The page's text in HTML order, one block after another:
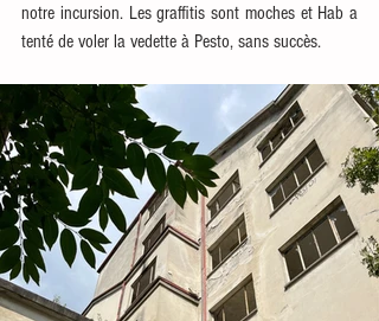
notre incursion. Les graffitis sont moches et Hab a
tenté de voler la vedette à Pesto, sans succès.